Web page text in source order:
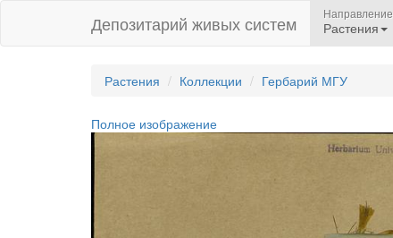
Депозитарий живых систем Направление
Растения
Растения Коллекции Гербарий МГУ
Полное изображение